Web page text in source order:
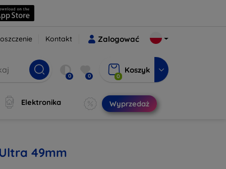
Kontakt Zalogować
0 0 0
Koszyk
Elektronika Wyprzedaż
49mm